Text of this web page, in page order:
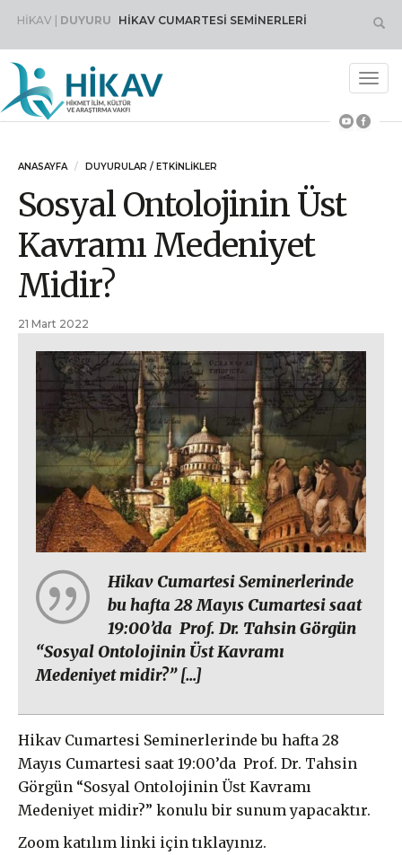
HİKAV | DUYURU HİKAV CUMARTESİ SEMİNERLERİ
ANASAYFA DUYURULAR / ETKINLIKLER
Sosyal Ontolojinin Üst
Kavramı Medeniyet
Midir?
21 Mart 2022
Hikav Cumartesi Seminerlerinde
bu hafta 28 Mayıs Cumartesi saat
19:00’da Prof. Dr. Tahsin Görgün
“Sosyal Ontolojinin Üst Kavramı
Medeniyet midir?” […]
Hikav Cumartesi Seminerlerinde bu hafta 28
Mayıs Cumartesi saat 19:00’da Prof. Dr. Tahsin
Görgün “Sosyal Ontolojinin Üst Kavramı
Medeniyet midir?” konulu bir sunum yapacaktır.
Zoom katılım linki için tıklayınız.